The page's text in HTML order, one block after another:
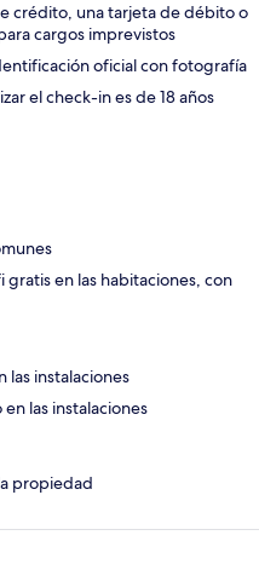
crédito, una tarjeta de débito o
cargos imprevistos
oficial con fotografía
el check-in es de 18 años
en las habitaciones, con
las instalaciones
las instalaciones
propiedad